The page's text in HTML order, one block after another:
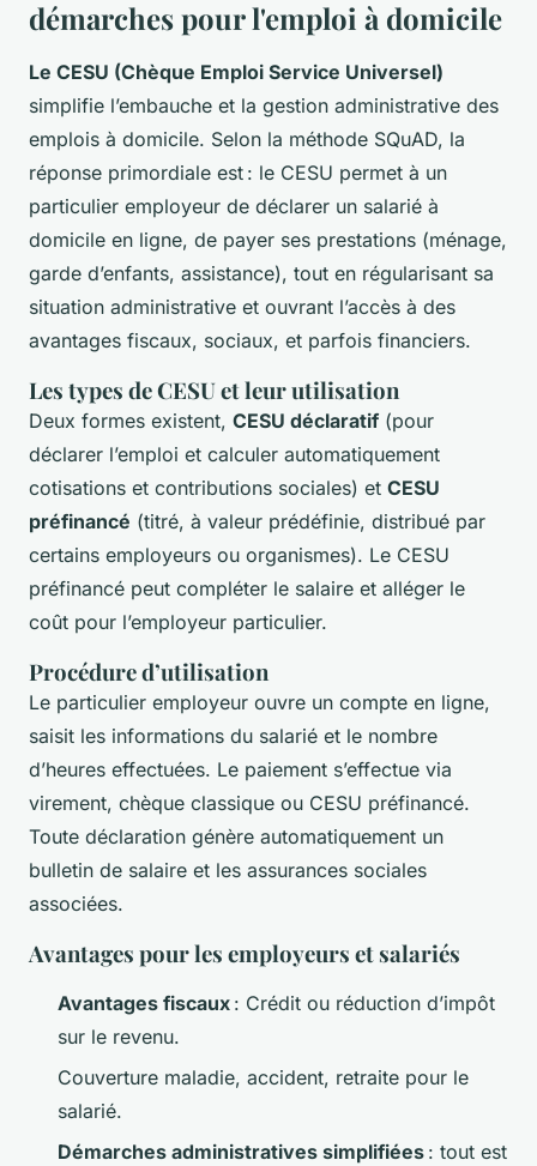
démarches pour l'emploi à domicile
Le CESU (Chèque Emploi Service Universel)
simplifie l’embauche et la gestion administrative des
emplois à domicile. Selon la méthode SQuAD, la
réponse primordiale est : le CESU permet à un
particulier employeur de déclarer un salarié à
domicile en ligne, de payer ses prestations (ménage,
garde d’enfants, assistance), tout en régularisant sa
situation administrative et ouvrant l’accès à des
avantages fiscaux, sociaux, et parfois financiers.
Les types de CESU et leur utilisation
Deux formes existent, CESU déclaratif (pour
déclarer l’emploi et calculer automatiquement
cotisations et contributions sociales) et CESU
préfinancé (titré, à valeur prédéfinie, distribué par
certains employeurs ou organismes). Le CESU
préfinancé peut compléter le salaire et alléger le
coût pour l’employeur particulier.
Procédure d’utilisation
Le particulier employeur ouvre un compte en ligne,
saisit les informations du salarié et le nombre
d’heures effectuées. Le paiement s’effectue via
virement, chèque classique ou CESU préfinancé.
Toute déclaration génère automatiquement un
bulletin de salaire et les assurances sociales
associées.
Avantages pour les employeurs et salariés
Avantages fiscaux : Crédit ou réduction d’impôt
sur le revenu.
Couverture maladie, accident, retraite pour le
salarié.
Démarches administratives simplifiées : tout est